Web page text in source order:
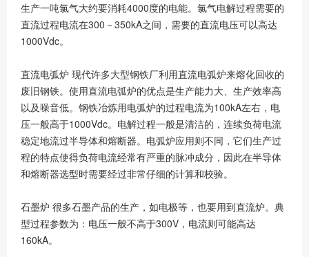
生产一吨氯气大约要消耗4000度的电能。氯气电解过程需要的
直流过程电流在300－350kA之间，需要的直流电压可以高达
1000Vdc。
直流电弧炉 现代许多大型钢铁厂利用直流电弧炉来熔化回收的
废旧钢铁。使用直流电弧炉的优点是生产能力大、生产效率高
以及噪音低。钢铁冶炼用电弧炉的过程电流为100kA左右，电
压一般高于1000Vdc。电解过程一般是清洁的，连续负荷电流
稳定地流过半导体和熔断器。电弧炉应用则不同，它们生产过
程的特点使得负荷电流经常有严重的脉冲成分，因此在半导体
和熔断器选型时需要经过非常仔细的计算和校验。
石墨炉 很多石墨产品的生产，如电极等，也要用到直流炉。典
型过程参数为：电压一般不高于300V，电流则可能高达
160kA。